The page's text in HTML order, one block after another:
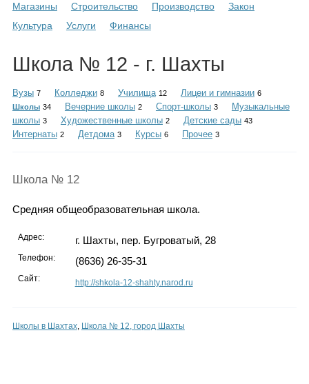
Объявления
Гороскоп
Карты
Магазины
Строительство Производство
Закон
Культура
Услуги Финансы
Школа № 12 - г. Шахты
Вузы 7 Колледжи 8 Училища 12 Лицеи и гимназии 6
Школы 34 Вечерние школы 2 Спорт-школы 3
Музыкальные
школы 3 Художественные школы 2 Детские сады 43
Интернаты 2 Детдома 3 Курсы 6 Прочее 3
Школа № 12
Средняя общеобразовательная школа.
Адрес: г. Шахты, пер. Бугроватый, 28
Телефон: (8636) 26-35-31
Сайт: http://shkola-12-shahty.narod.ru
Школы в Шахтах, Школа № 12, город Шахты